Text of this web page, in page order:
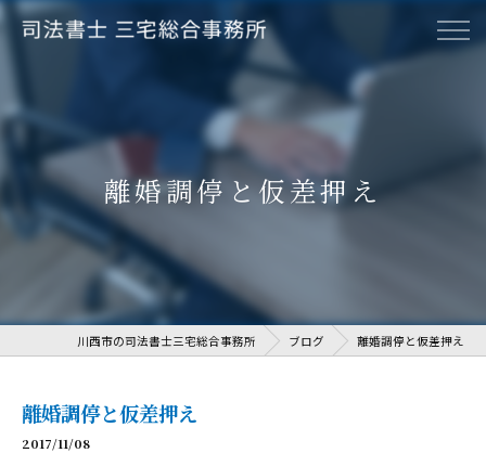
離婚調停と仮差押え
川西市の司法書士三宅総合事務所 ブログ 離婚調停と仮差押え
離婚調停と仮差押え
2017/11/08